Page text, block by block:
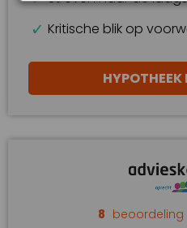
Kritische blik op
HYPOTHEEK
8 beoordeling